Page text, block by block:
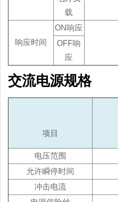
载
响应时间
ON响应
OFF响
应
交流电源规格
项目
电压范围
允许瞬停时间
冲击电流